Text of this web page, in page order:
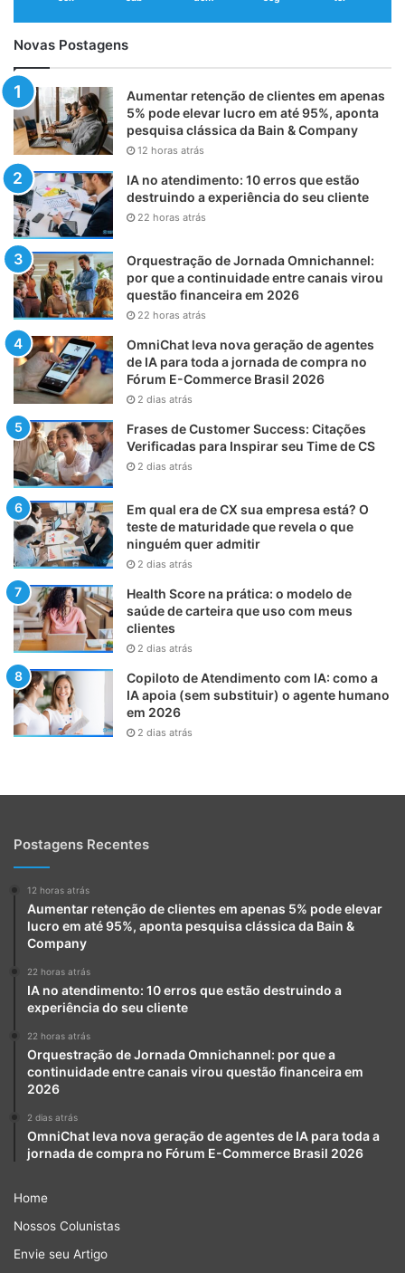
Novas Postagens
Aumentar retenção de clientes em apenas
5% pode elevar lucro em até 95%, aponta
pesquisa clássica da Bain & Company
12 horas atrás
IA no atendimento: 10 erros que estão
destruindo a experiência do seu cliente
22 horas atrás
Orquestração de Jornada Omnichannel:
por que a continuidade entre canais virou
questão financeira em 2026
22 horas atrás
OmniChat leva nova geração de agentes
de IA para toda a jornada de compra no
Fórum E-Commerce Brasil 2026
2 dias atrás
Frases de Customer Success: Citações
Verificadas para Inspirar seu Time de CS
2 dias atrás
Em qual era de CX sua empresa está? O
teste de maturidade que revela o que
ninguém quer admitir
2 dias atrás
Health Score na prática: o modelo de
saúde de carteira que uso com meus
clientes
2 dias atrás
Copiloto de Atendimento com IA: como a
IA apoia (sem substituir) o agente humano
em 2026
2 dias atrás
Postagens Recentes
12 horas atrás
Aumentar retenção de clientes em apenas 5% pode elevar
lucro em até 95%, aponta pesquisa clássica da Bain &
Company
22 horas atrás
IA no atendimento: 10 erros que estão destruindo a
experiência do seu cliente
22 horas atrás
Orquestração de Jornada Omnichannel: por que a
continuidade entre canais virou questão financeira em
2026
2 dias atrás
OmniChat leva nova geração de agentes de IA para toda a
jornada de compra no Fórum E-Commerce Brasil 2026
Home
Nossos Colunistas
Envie seu Artigo